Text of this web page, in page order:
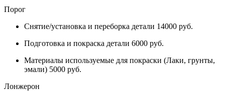
Порог
Снятие/установка и переборка детали 14000 руб.
Подготовка и покраска детали 6000 руб.
Материалы используемые для покраски (Лаки, грунты,
эмали) 5000 руб.
Лонжерон